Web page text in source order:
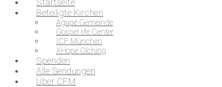
Startseite
Beteiligte Kirchen
Agape Gemeinde
Gospel life Center
ICF München
XHope Olching
Spenden
Alle Sendungen
Über CFM